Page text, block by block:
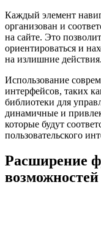
Каждый элемент
организован и
на сайте. Это
ориентироваться и
на излишние действия.
Использование
интерфейсов, таких
библиотеки для
динамичные и
которые будут
пользовательского
Расширение
возможностей